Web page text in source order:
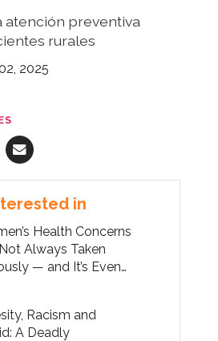
atención preventiva
rurales
2025
in
Health Concerns
Always Taken
— and It’s Even
Racism and
A Deadly